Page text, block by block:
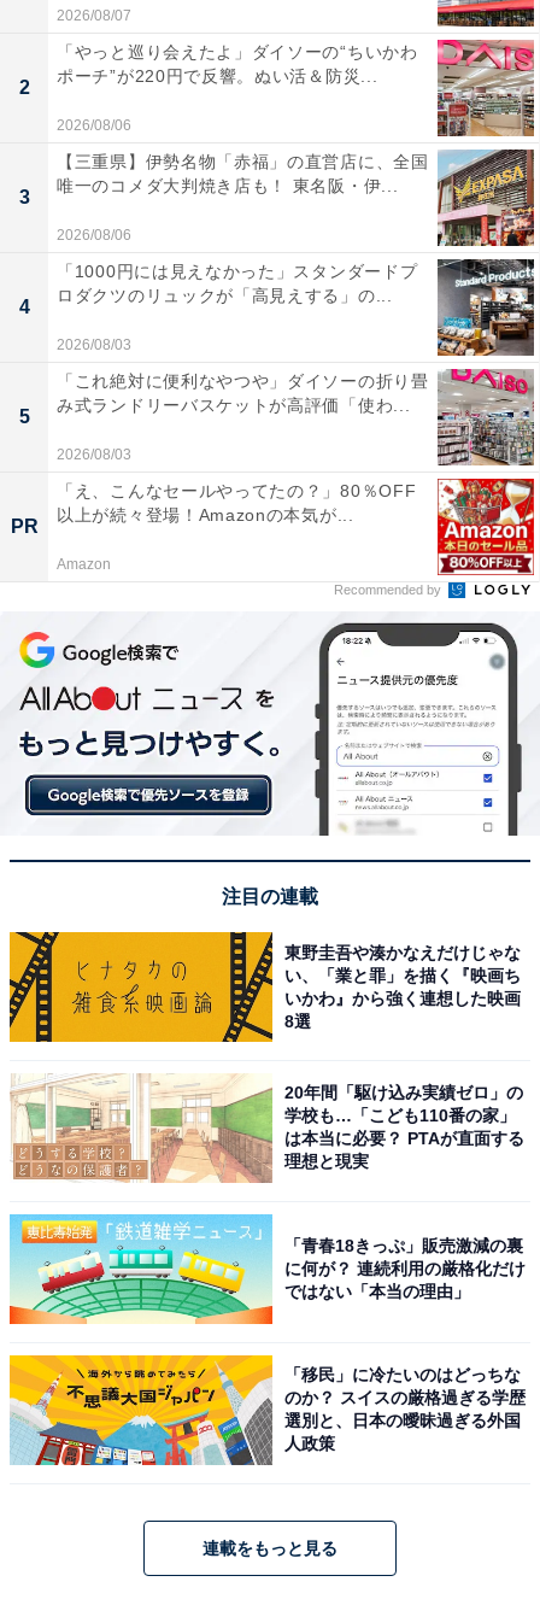
2026/08/07
2
「やっと巡り会えたよ」ダイソーの“ちいかわ
ポーチ”が220円で反響。ぬい活＆防災...
2026/08/06
3
【三重県】伊勢名物「赤福」の直営店に、全国
唯一のコメダ大判焼き店も！ 東名阪・伊...
2026/08/06
4
「1000円には見えなかった」スタンダードプ
ロダクツのリュックが「高見えする」の...
2026/08/03
5
「これ絶対に便利なやつや」ダイソーの折り畳
み式ランドリーバスケットが高評価「使わ...
2026/08/03
PR
「え、こんなセールやってたの？」80％OFF
以上が続々登場！Amazonの本気が...
Amazon
Recommended by
注目の連載
東野圭吾や湊かなえだけじゃな
い、「業と罪」を描く『映画ち
いかわ』から強く連想した映画
8選
20年間「駆け込み実績ゼロ」の
学校も…「こども110番の家」
は本当に必要？ PTAが直面する
理想と現実
「青春18きっぷ」販売激減の裏
に何が？ 連続利用の厳格化だけ
ではない「本当の理由」
「移民」に冷たいのはどっちな
のか？ スイスの厳格過ぎる学歴
選別と、日本の曖昧過ぎる外国
人政策
連載をもっと見る